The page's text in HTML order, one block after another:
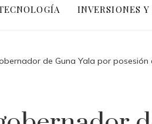
INVERSIONES
de Guna Yala por posesión